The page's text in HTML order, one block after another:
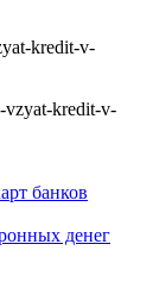
kredit-v-
vzyat-kredit-v-
банков
денег